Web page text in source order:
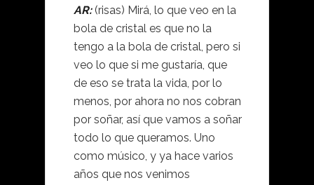
AR:(risas) Mirá, lo que veo en la
bola de cristal es que no la
tengo a la bola de cristal, pero si
veo lo que si me gustaría, que
de eso se trata la vida, por lo
menos, por ahora no nos cobran
por soñar, así que vamos a soñar
todo lo que queramos. Uno
como músico, y ya hace varios
años que nos venimos